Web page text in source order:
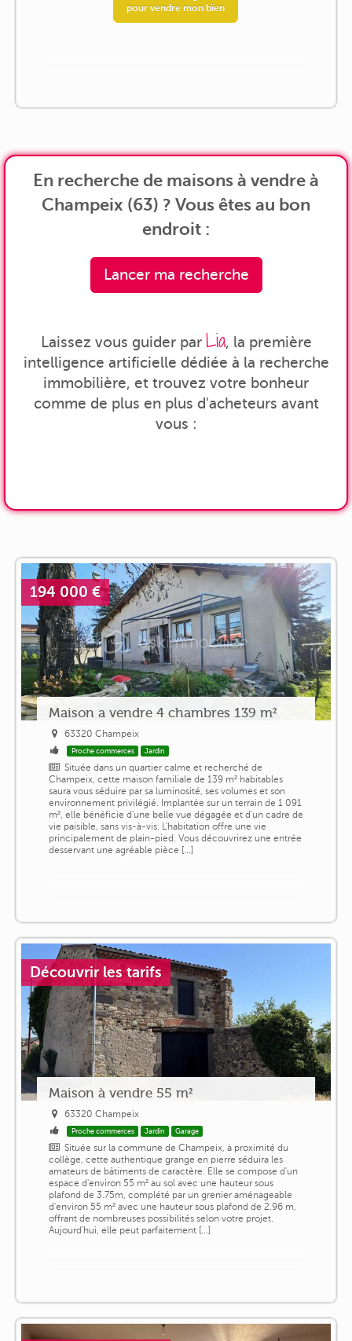
pour vendre mon bien
En recherche de maisons à vendre à
Champeix (63) ? Vous êtes au bon
endroit :
Lancer ma recherche
Laissez vous guider par Lia, la première
intelligence artificielle dédiée à la recherche
immobilière, et trouvez votre bonheur
comme de plus en plus d'acheteurs avant
vous :
194 000 €
Maison a vendre 4 chambres 139 m²
63320 Champeix
Proche commerces Jardin
Située dans un quartier calme et recherché de
Champeix, cette maison familiale de 139 m² habitables
saura vous séduire par sa luminosité, ses volumes et son
environnement privilégié. Implantée sur un terrain de 1 091
m², elle bénéficie d'une belle vue dégagée et d'un cadre de
vie paisible, sans vis-à-vis. L'habitation offre une vie
principalement de plain-pied. Vous découvrirez une entrée
desservant une agréable pièce [...]
Découvrir les tarifs
Maison à vendre 55 m²
63320 Champeix
Proche commerces Jardin Garage
Située sur la commune de Champeix, à proximité du
collège, cette authentique grange en pierre séduira les
amateurs de bâtiments de caractère. Elle se compose d'un
espace d'environ 55 m² au sol avec une hauteur sous
plafond de 3.75m, complété par un grenier aménageable
d'environ 55 m² avec une hauteur sous plafond de 2.96 m,
offrant de nombreuses possibilités selon votre projet.
Aujourd'hui, elle peut parfaitement [...]